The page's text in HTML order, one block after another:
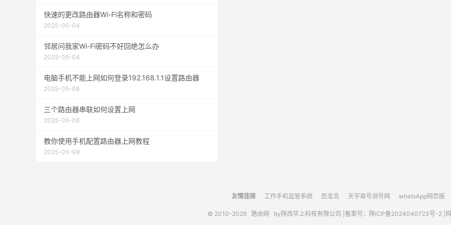
快速的更改路由器Wi-Fi名称和密码
2025-05-04
邻居问我家Wi-Fi密码不好回绝怎么办
2025-05-04
电脑手机不能上网如何登录192.168.1.1设置路由器
2025-05-08
三个路由器串联如何设置上网
2025-05-06
教你使用手机配置路由器上网教程
2025-05-09
友情连接 工作手机监管系统 恐龙岛 天字易号测号网 whatsApp网页版
© 2010-2026 路由网 by陕西华上科技有限公司 | 备案号：陕ICP备2024040723号-2 |